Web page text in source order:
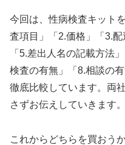
今回は、性病検査キット
査項目」「2.価格」「3.配
「5.差出人名の記載方法
検査の有無」「8.相談の
徹底比較しています。両
さずお伝えしていきます。
これからどちらを買おう